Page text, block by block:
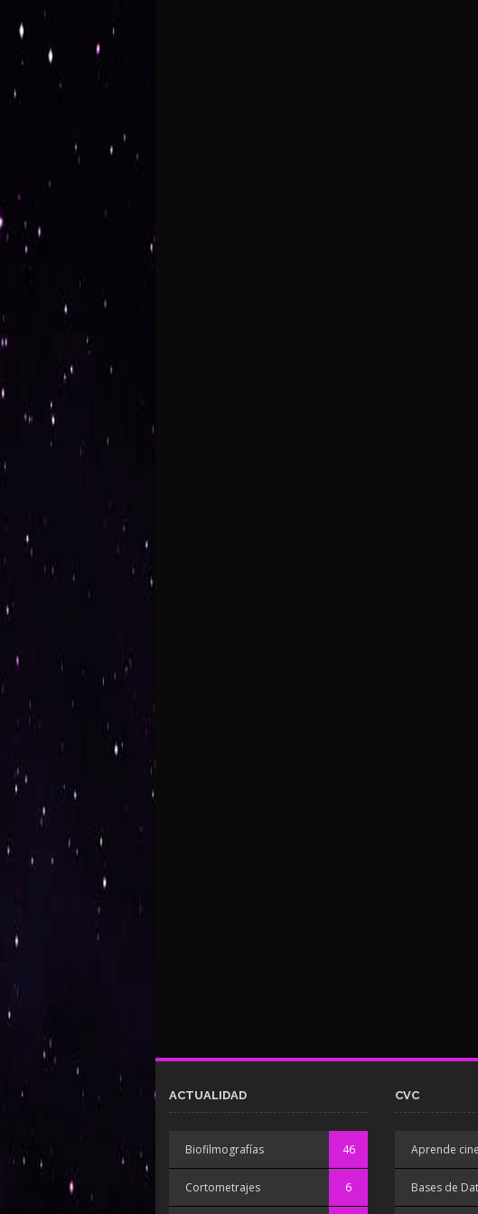
ACTUALIDAD
Biofilmografías 46
Cortometrajes 6
CVC
Aprende cine
Bases de